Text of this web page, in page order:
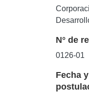
N° de
0126-01
Fecha